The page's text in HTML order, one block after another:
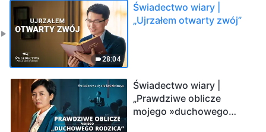
28:04
Świadectwo wiary |
„Ujrzałem otwarty zwój”
Świadectwo wiary |
„Prawdziwe oblicze
mojego »duchowego